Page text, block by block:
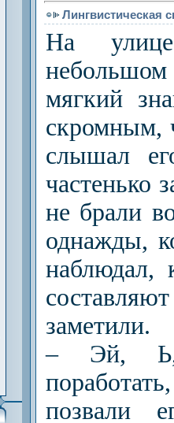
Лингвистическая
На
мягкий
скромным,
слышал
частенько
не брали
однажды,
наблюдал,
заметили.
– Эй, Ь,
позвали